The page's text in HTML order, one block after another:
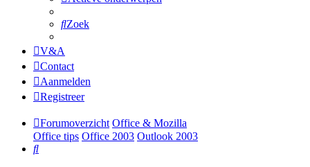
Zoek
V&A
Contact
Aanmelden
Registreer
Forumoverzicht Office & Mozilla
Office tips Office 2003 Outlook 2003
Zoek